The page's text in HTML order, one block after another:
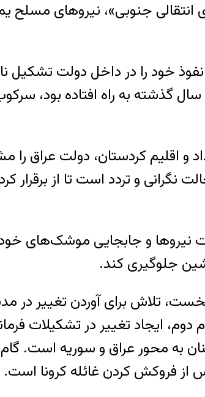
جنوبی‌»، نیروهای مسلح
نفوذ خود را در داخل دولت
گذشته به راه افتاده بود،
و اقلیم کردستان، دولت عراق را
و تردد است تا از برقرار
نیروها و جابجایی موشک‌های
جلوگیری کند.
تلاش برای آوردن تغییر در
ایجاد تغییر در تشکیلات
به محور عراق و سوریه است.
فروکش کردن غائله کرونا است.